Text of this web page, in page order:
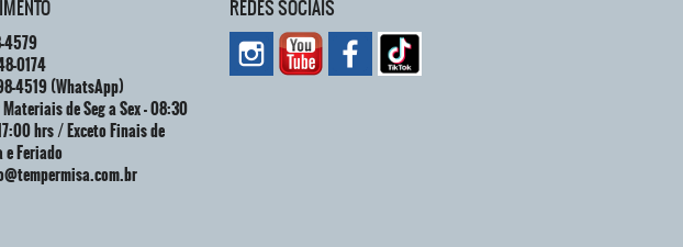
4579
0174
4519(WhatsApp)
de Seg a Sex - 08:30
hrs / Exceto Finais de
e Feriado
REDES SOCIAIS